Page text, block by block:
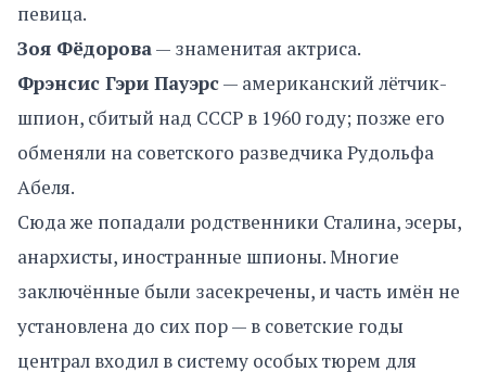
певица.
Зоя Фёдорова— знаменитая актриса.
Фрэнсис Гэри Пауэрс— американский лётчик-
шпион, сбитый над СССР в 1960 году; позже его
обменяли на советского разведчика Рудольфа
Абеля.
Сюда же попадали родственники Сталина, эсеры,
анархисты, иностранные шпионы. Многие
заключённые были засекречены, и часть имён не
установлена до сих пор — в советские годы
централ входил в систему особых тюрем для